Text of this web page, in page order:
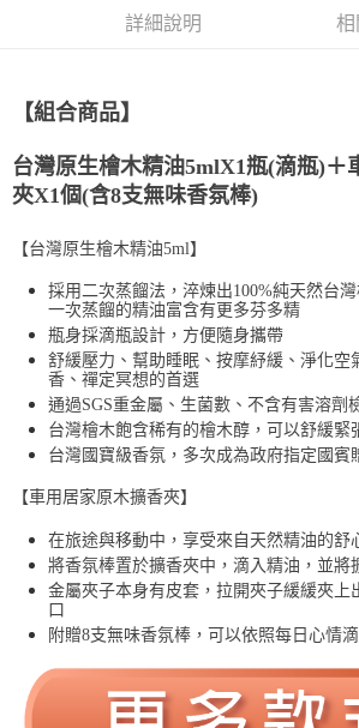
詳細說明 相
【組合商品】
台灣原生檜木精油5mlX1瓶(滴瓶)＋
夾X1個(含8支無味香氛棒)
【台灣原生檜木精油5ml】
採用二次蒸餾法，淬煉出100%純天然台
一次蒸餾的精油富含有更多芬多精
瓶身採滴瓶設計，方便隨身攜帶
舒緩壓力、幫助睡眠、按摩紓緩、淨化空
香、禪定冥想的首選
通過SGS重金屬、生菌數、不含有害溶劑
台灣檜木飽含稀有的檜木醇，可以舒緩緊
台灣國寶級香氛，多次成為政府指定國賓
【車用居家原木擴香夾】
在旅途與移動中，享受來自天然精油的舒
將香氛棒置於擴香夾中，滴入精油，並將
金屬夾子本身有皮套，拉開夾子緩緩夾上
口
附贈8支無味香氛棒，可以依照每日心情